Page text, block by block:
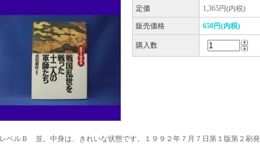
定価 1,365円(内税)
販売価格 650円(内税)
購入数
レベルＢ 並。中身は、きれいな状態です。１９９２年７月７日第１版第２刷